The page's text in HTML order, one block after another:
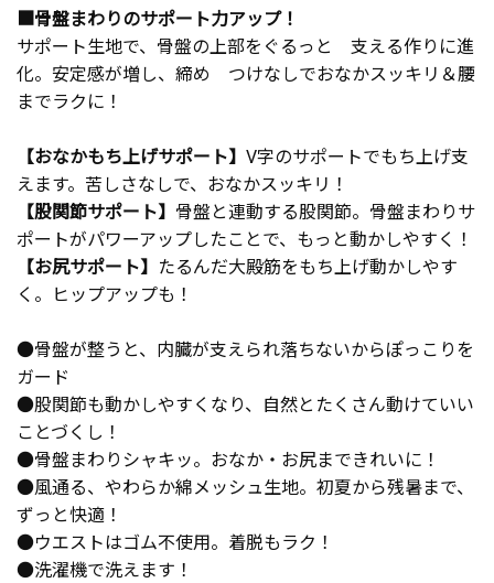
■骨盤まわりのサポート力アップ！
サポート生地で、骨盤の上部をぐるっと 支える作りに進
化。安定感が増し、締め つけなしでおなかスッキリ＆腰
までラクに！
【おなかもち上げサポート】 V字のサポートでもち上げ支
えます。苦しさなしで、おなかスッキリ！
【股関節サポート】 骨盤と連動する股関節。骨盤まわりサ
ポートがパワーアップしたことで、もっと動かしやすく！
【お尻サポート】 たるんだ大殿筋をもち上げ動かしやす
く。ヒップアップも！
●骨盤が整うと、内臓が支えられ落ちないからぽっこりを
ガード
●股関節も動かしやすくなり、自然とたくさん動けていい
ことづくし！
●骨盤まわりシャキッ。おなか・お尻まできれいに！
●風通る、やわらか綿メッシュ生地。初夏から残暑まで、
ずっと快適！
●ウエストはゴム不使用。着脱もラク！
●洗濯機で洗えます！